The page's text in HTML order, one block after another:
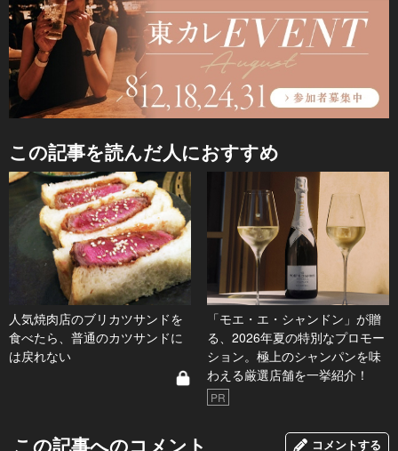
この記事を読んだ人におすすめ
人気焼肉店のブリカツサンドを
食べたら、普通のカツサンドに
は戻れない
「モエ・エ・シャンドン」が贈
る、2026年夏の特別なプロモー
ション。極上のシャンパンを味
わえる厳選店舗を一挙紹介！
PR
この記事へのコメント コメントする